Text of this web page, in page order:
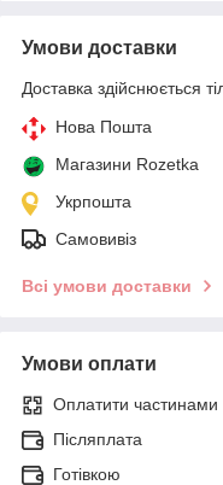
Умови доставки
Доставка здійснюється
Нова Пошта
Магазини Rozetka
Укрпошта
Самовивіз
Всі умови доставки
Умови оплати
Оплатити частинами
Післяплата
Готівкою